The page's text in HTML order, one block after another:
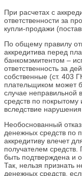
При расчетах с
ответственности за
купли-продажи
По общему правилу
аккредитива перед
банкомэмитентом –
ответственность за
собственные (ст. 403
плательщиком может
случае
средств по покрытому
вследствие
Необоснованный
денежных средств по
аккредитиву влечет
получателем средств.
быть подтверждена и
Так, нельзя признать
денежных средств,